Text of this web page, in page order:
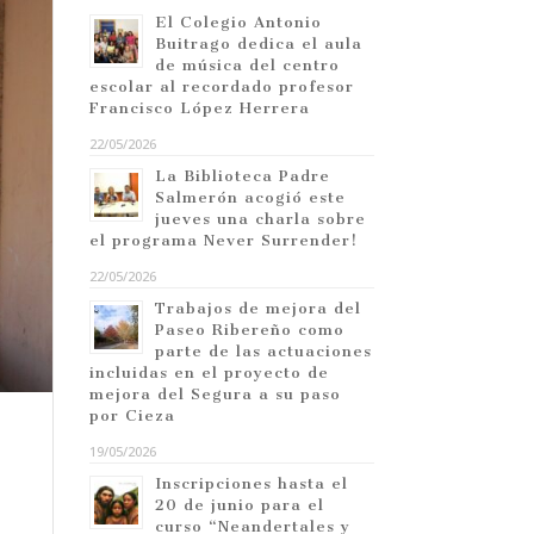
El Colegio Antonio
Buitrago dedica el aula
de música del centro
escolar al recordado profesor
Francisco López Herrera
22/05/2026
La Biblioteca Padre
Salmerón acogió este
jueves una charla sobre
el programa Never Surrender!
22/05/2026
Trabajos de mejora del
Paseo Ribereño como
parte de las actuaciones
incluidas en el proyecto de
mejora del Segura a su paso
por Cieza
19/05/2026
Inscripciones hasta el
20 de junio para el
curso “Neandertales y